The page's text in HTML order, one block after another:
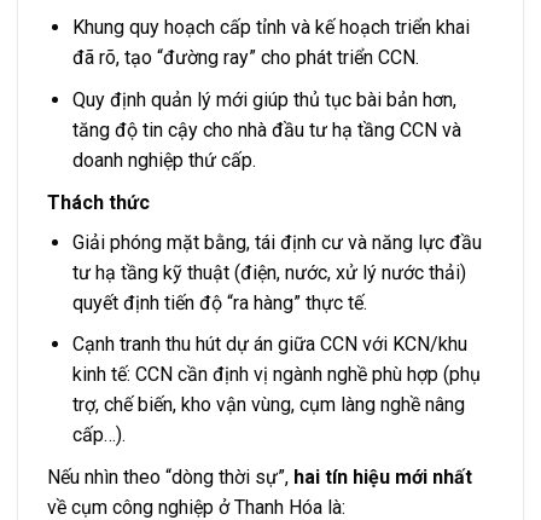
Khung quy hoạch cấp tỉnh và kế hoạch triển khai
đã rõ, tạo “đường ray” cho phát triển CCN.
Quy định quản lý mới giúp thủ tục bài bản hơn,
tăng độ tin cậy cho nhà đầu tư hạ tầng CCN và
doanh nghiệp thứ cấp.
Thách thức
Giải phóng mặt bằng, tái định cư và năng lực đầu
tư hạ tầng kỹ thuật (điện, nước, xử lý nước thải)
quyết định tiến độ “ra hàng” thực tế.
Cạnh tranh thu hút dự án giữa CCN với KCN/khu
kinh tế: CCN cần định vị ngành nghề phù hợp (phụ
trợ, chế biến, kho vận vùng, cụm làng nghề nâng
cấp…).
Nếu nhìn theo “dòng thời sự”, hai tín hiệu mới nhất
về cụm công nghiệp ở Thanh Hóa là: